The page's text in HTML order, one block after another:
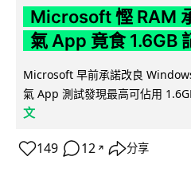
Microsoft 慳 RAM
氣 App 竟食 1.6GB
Microsoft 早前承諾改良
氣 App 測試發現最高可佔用
文
149 12 ↗ 分享